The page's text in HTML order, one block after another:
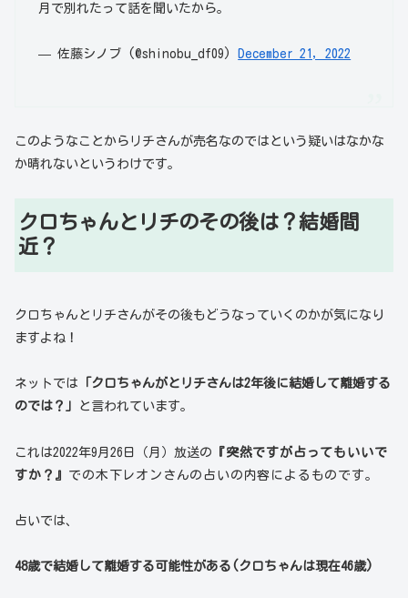
月で別れたって話を聞いたから。
— 佐藤シノブ (@shinobu_df09) December 21, 2022
このようなことからリチさんが売名なのではという疑いはなかな
か晴れないというわけです。
クロちゃんとリチのその後は？結婚間
近？
クロちゃんとリチさんがその後もどうなっていくのかが気になり
ますよね！
ネットでは 「クロちゃんがとリチさんは2年後に結婚して離婚する
のでは？」
と言われています。
これは2022年9月26日（月）放送の 『突然ですが占ってもいいで
すか？』 での木下レオンさんの占いの内容によるものです。
占いでは、
48歳で結婚して離婚する可能性がある(クロちゃんは現在46歳)